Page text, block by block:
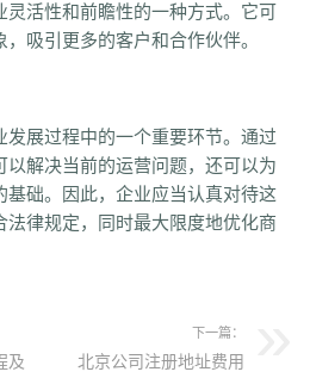
灵活性和前瞻性的一种方式。它可
吸引更多的客户和合作伙伴。
发展过程中的一个重要环节。通过
以解决当前的运营问题，还可以为
基础。因此，企业应当认真对待这
律规定，同时最大限度地优化商
及
下一篇：
北京公司注册地址费用